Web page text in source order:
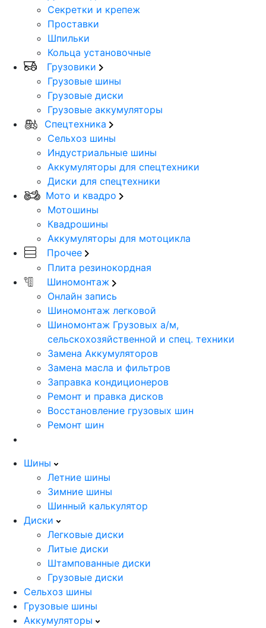
Секретки и крепеж
Проставки
Шпильки
Кольца установочные
Грузовики
Грузовые шины
Грузовые диски
Грузовые аккумуляторы
Спецтехника
Сельхоз шины
Индустриальные шины
Аккумуляторы для спецтехники
Диски для спецтехники
Мото и квадро
Мотошины
Квадрошины
Аккумуляторы для мотоцикла
Прочее
Плита резинокордная
Шиномонтаж
Онлайн запись
Шиномонтаж легковой
Шиномонтаж Грузовых а/м,
сельскохозяйственной и спец. техники
Замена Аккумуляторов
Замена масла и фильтров
Заправка кондиционеров
Ремонт и правка дисков
Восстановление грузовых шин
Ремонт шин
Шины
Летние шины
Зимние шины
Шинный калькулятор
Диски
Легковые диски
Литые диски
Штампованные диски
Грузовые диски
Сельхоз шины
Грузовые шины
Аккумуляторы